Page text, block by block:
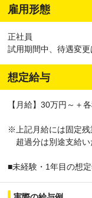
雇用形態
正社員
試用期間中、待遇変更
想定給与
【月給】30万円～＋
※上記月給には固定残
超過分は別途支給い
■未経験・1年目の想